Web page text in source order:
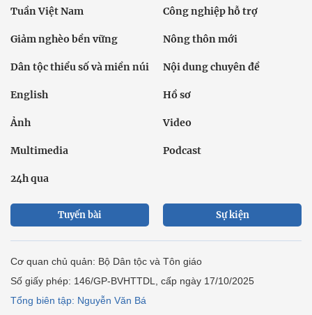
Tuần Việt Nam Công nghiệp hỗ trợ
Giảm nghèo bền vững Nông thôn mới
Dân tộc thiểu số và miền núi Nội dung chuyên đề
English Hồ sơ
Ảnh Video
Multimedia Podcast
24h qua
Tuyến bài Sự kiện
Cơ quan chủ quản: Bộ Dân tộc và Tôn giáo
Số giấy phép: 146/GP-BVHTTDL, cấp ngày 17/10/2025
Tổng biên tập: Nguyễn Văn Bá